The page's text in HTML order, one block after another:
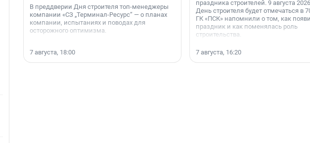
В преддверии Дня строителя топ-менеджеры
компании «СЗ „Терминал-Ресурс“ — о планах
компании, испытаниях и поводах для
осторожного оптимизма.
7 августа, 18:00
праздника строителей. 9 августа
День строителя будет отмечаться в
ГК «ПСК» напомнили о том, как
праздник и как поменялась роль
строительства.
7 августа, 16:20